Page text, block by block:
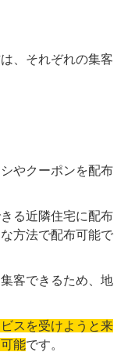
、それぞれの集客
やクーポンを配布
る近隣住宅に配布
方法で配布可能で
客できるため、地
スを受けようと来
能です。